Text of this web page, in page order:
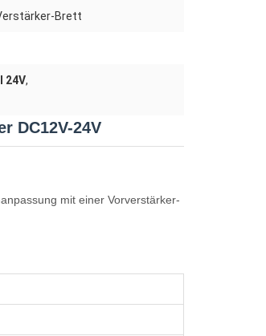
Brett
24V,
DC12V-24V
mit einer Vorverstärker-